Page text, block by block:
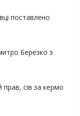
поставлено
Березко з
сів за кермо